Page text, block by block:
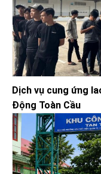
Dịch vụ cung ứng
Động Toàn Cầu